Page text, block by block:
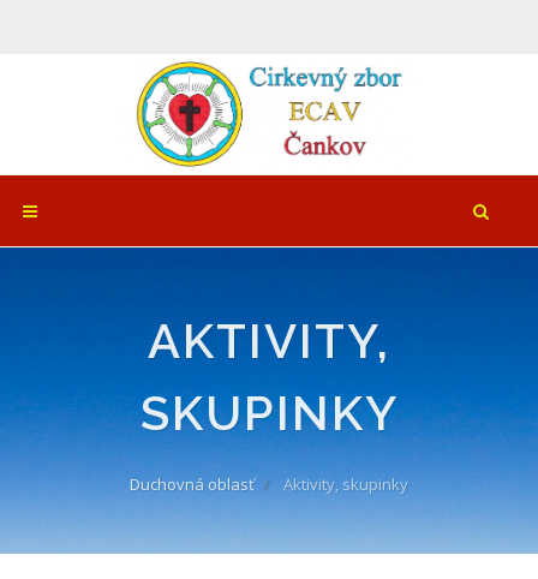
AKTIVITY,
SKUPINKY
Duchovná oblasť Aktivity, skupinky